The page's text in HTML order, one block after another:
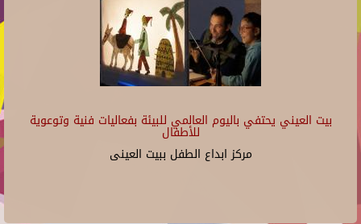
بيت العيني يحتفي باليوم العالمي للبيئة بفعاليات فنية وتوعوية
للأطفال
مركز ابداع الطفل ببيت العينى